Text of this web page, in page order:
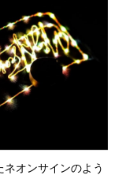
オンサインのよう